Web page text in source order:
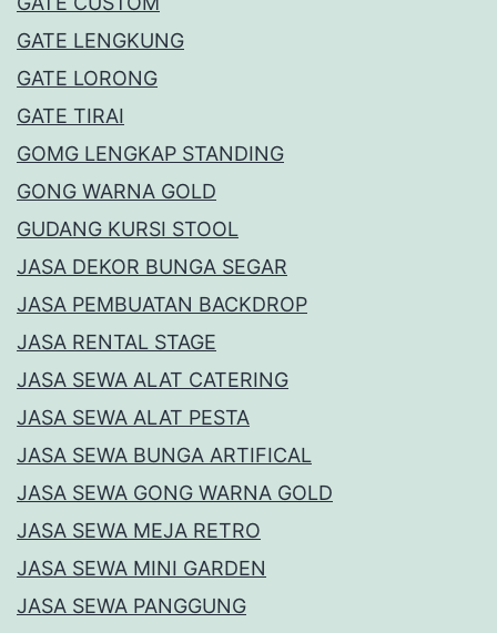
GATE LENGKUNG
GATE LORONG
GATE TIRAI
GOMG LENGKAP STANDING
GONG WARNA GOLD
GUDANG KURSI STOOL
JASA DEKOR BUNGA SEGAR
JASA PEMBUATAN BACKDROP
JASA RENTAL STAGE
JASA SEWA ALAT CATERING
JASA SEWA ALAT PESTA
JASA SEWA BUNGA ARTIFICAL
JASA SEWA GONG WARNA GOLD
JASA SEWA MEJA RETRO
JASA SEWA MINI GARDEN
JASA SEWA PANGGUNG